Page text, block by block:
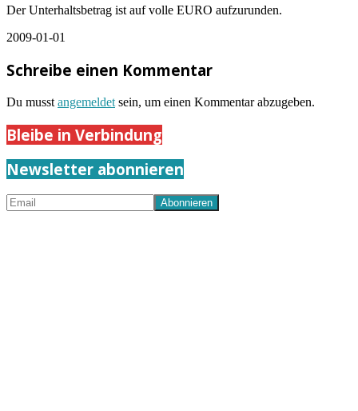
Der Unterhaltsbetrag ist auf volle EURO aufzurunden.
2009-01-01
Schreibe einen Kommentar
Du musst angemeldet sein, um einen Kommentar abzugeben.
Bleibe in Verbindung
Newsletter abonnieren